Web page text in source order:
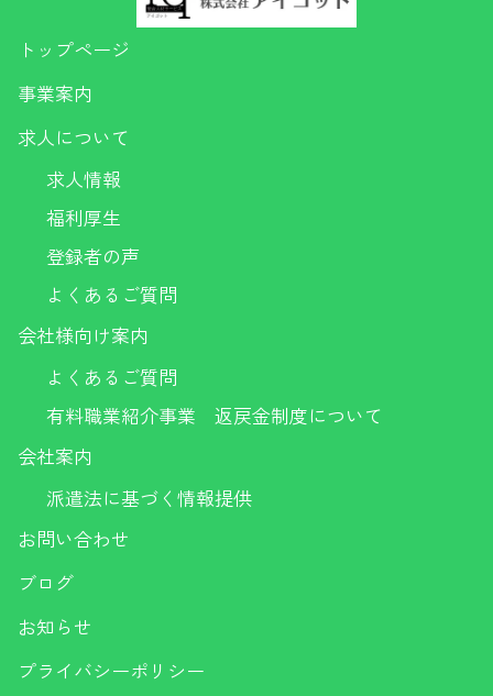
トップページ
事業案内
求人について
求人情報
福利厚生
登録者の声
よくあるご質問
会社様向け案内
よくあるご質問
有料職業紹介事業 返戻金制度について
会社案内
派遣法に基づく情報提供
お問い合わせ
ブログ
お知らせ
プライバシーポリシー